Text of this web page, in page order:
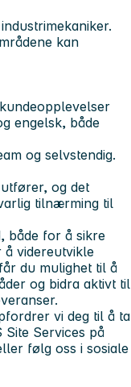
kan
engelsk, både
og selvstendig.
og det
tilnærming til
både for å sikre
å videreutvikle
du mulighet til å
og bidra aktivt til
vi deg til å ta
Services på
følg oss i sosiale